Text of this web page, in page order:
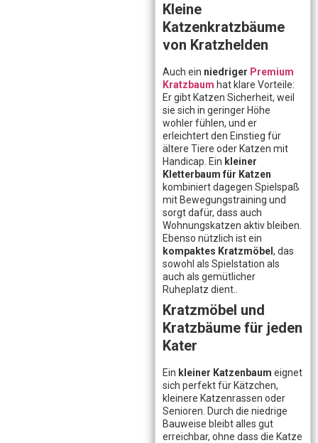
Kleine
Katzenkratzbäume
von Kratzhelden
Auch ein niedriger Premium
Kratzbaum hat klare Vorteile:
Er gibt Katzen Sicherheit, weil
sie sich in geringer Höhe
wohler fühlen, und er
erleichtert den Einstieg für
ältere Tiere oder Katzen mit
Handicap. Ein kleiner
Kletterbaum für Katzen
kombiniert dagegen Spielspaß
mit Bewegungstraining und
sorgt dafür, dass auch
Wohnungskatzen aktiv bleiben.
Ebenso nützlich ist ein
kompaktes Kratzmöbel, das
sowohl als Spielstation als
auch als gemütlicher
Ruheplatz dient..
Kratzmöbel und
Kratzbäume für jeden
Kater
Ein kleiner Katzenbaum eignet
sich perfekt für Kätzchen,
kleinere Katzenrassen oder
Senioren. Durch die niedrige
Bauweise bleibt alles gut
erreichbar, ohne dass die Katze